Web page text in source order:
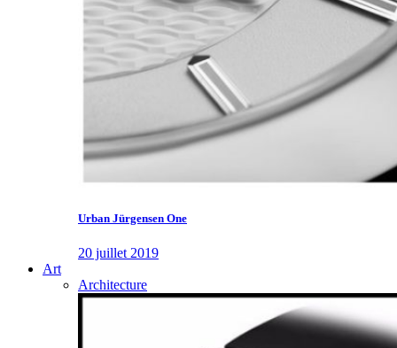
Urban Jürgensen One
20 juillet 2019
Art
Architecture